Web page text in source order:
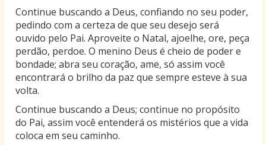
Continue buscando a Deus, confiando no seu poder,
pedindo com a certeza de que seu desejo será
ouvido pelo Pai. Aproveite o Natal, ajoelhe, ore, peça
perdão, perdoe. O menino Deus é cheio de poder e
bondade; abra seu coração, ame, só assim você
encontrará o brilho da paz que sempre esteve à sua
volta.
Continue buscando a Deus; continue no propósito
do Pai, assim você entenderá os mistérios que a vida
coloca em seu caminho.